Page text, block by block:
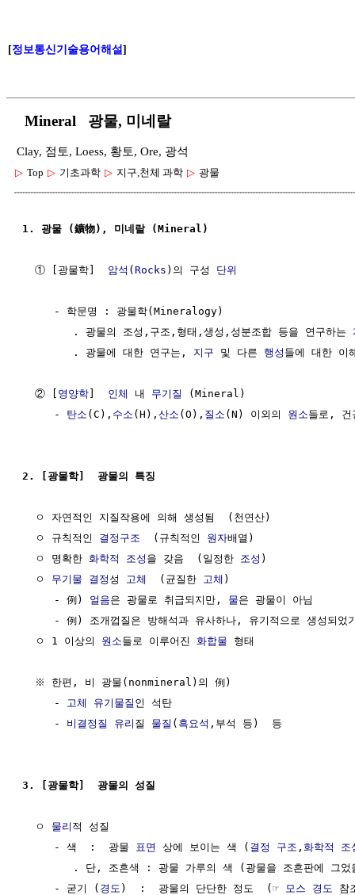
[정보통신기술용어해설]
Mineral 광물, 미네랄
Clay, 점토, Loess, 황토, Ore, 광석
▷ Top ▷ 기초과학 ▷ 지구,천체 과학 ▷ 광물
1. 광물 (鑛物), 미네랄 (Mineral)
  ① [광물학]
암석 (Rocks )의 구성 단위
     - 학문명 : 광물학(Mineralogy)
        . 광물의 조성,구조,형태,생성,성분조합 등을 연구하는
        . 광물에 대한 연구는,
지구 및 다른 행성 들에 대한 이
  ② [
영양학] 인체 내 무기질
(Mineral)
     -
탄소 (C), 수소 (H), 산소 (O), 질소 (N) 이외의 원소들로, 건
2. [광물학]  광물의 특징
  ㅇ 자연적인 지질작용에 의해 생성됨  (천연산)
  ㅇ 규칙적인
결정구조
  (규칙적인
원자배열)
  ㅇ 명확한
화학적 조성 을 갖음  (일정한 조성 )
  ㅇ
무기물 결정 성 고체
  (균질한
고체 )
     - 例)
얼음은 광물로 취급되지만, 물은 광물이 아님
- 例) 조개껍질은 방해석과 유사하나, 유기적으로 생성되었
  ㅇ 1 이상의
원소들로 이루어진 화합물 형태
  ※ 한편, 비 광물(nonmineral)의 例)
     -
고체 유기물질 인 석탄
     -
비결정질 유리 질 물질 ( 흑요석 ,부석 등)  등
3. [광물학]  광물의 성질
  ㅇ
물리 적 성질
     - 색  :  광물
표면 상에 보이는 색 ( 결정 구조 , 화학적 조
. 단, 조흔색 : 광물 가루의 색 (광물을 조흔판에 그었
     - 굳기 (
경도 )  :  광물의 단단한 정도  (☞ 모스 경도
참